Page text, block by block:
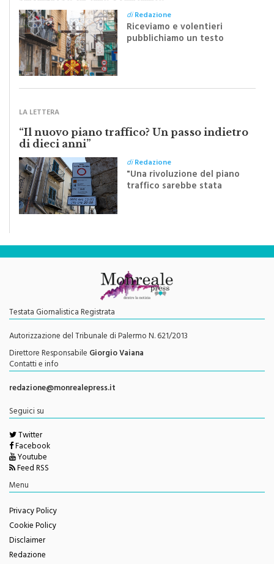
Riceviamo e volentieri
pubblichiamo un testo
inviato dalla scrittrice
monrealese Mariella
“Il nuovo piano traffico? Un passo indietro
di dieci anni”
"Una rivoluzione del piano
traffico sarebbe stata
efficace se preceduta da
una rivoluzione culturale"
Testata Giornalistica Registrata
Autorizzazione del Tribunale di Palermo N. 621/2013
Direttore ResponsabileGiorgio Vaiana
Contatti e info
redazione@monrealepress.it
Twitter
Facebook
Youtube
Feed RSS
Menu
Privacy Policy
Cookie Policy
Disclaimer
Redazione
Change privacy settings